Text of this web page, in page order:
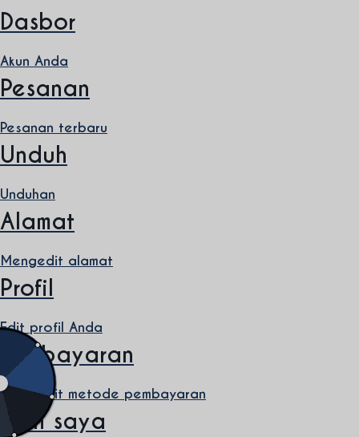
Dasbor
Akun Anda
Pesanan
Pesanan terbaru
Unduh
Unduhan
Alamat
Mengedit alamat
Profil
Edit profil Anda
Pembayaran
Mengedit metode pembayaran
Poin saya